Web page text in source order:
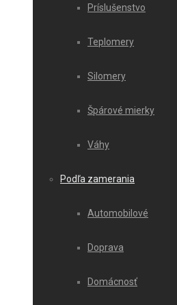
Príslušenstvo
Teplomery
Silomery
Špárové mierky
Váhy
Podľa zamerania
Automobilové
Doprava
Domácnosť